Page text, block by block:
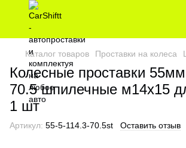
Каталог товаров Проставки на колеса
Колесные проставки
70.5 шпилечные м14х15
1 шт
Артикул: 55-5-114.3-70.5st Оставить отзыв